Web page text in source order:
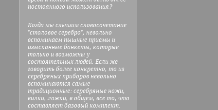
постоянного использования?
Когда мы слышим словосочетание
"столовое серебро", невольно
вспоминаем пышные приемы и
изысканные банкеты, которые
только и возможны у
состоятельных людей. Если же
говорить более конкретно, то из
серебряных приборов невольно
вспоминаются самые
традиционные: серебряные ножи,
вилки, ложки, в общем, все то, что
составляет базовый комплект.